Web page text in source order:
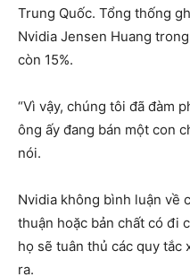
Trung Quốc. Tổng thống
Nvidia Jensen Huang
còn 15%.
“Vì vậy, chúng tôi đã đàm
ông ấy đang bán một con
nói.
Nvidia không bình luận về
thuận hoặc bản chất có đi
họ sẽ tuân thủ các quy tắc
ra.